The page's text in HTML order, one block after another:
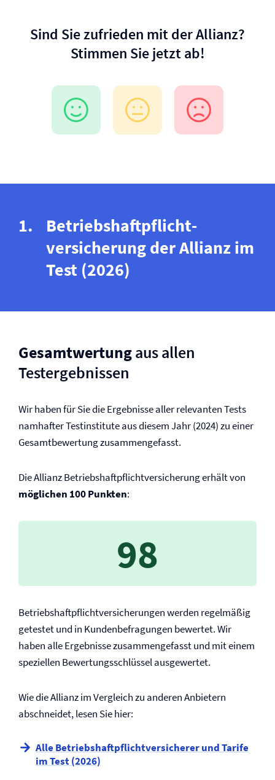
Sind Sie zufrieden mit der Allianz?
Stimmen Sie jetzt ab!
Betriebs­haftpflicht­
versicherung der Allianz im
Test (2026)
Gesamtwertungaus allen
Testergebnissen
Wir haben für Sie die Ergebnisse aller relevanten Tests
namhafter Testinstitute aus diesem Jahr (2024) zu einer
Gesamtbewertung zusammengefasst.
Die Allianz Betriebs­haftpflicht­versicherung erhält von
möglichen 100 Punkten:
98
Betriebs­haftpflicht­versicherungen werden regelmäßig
getestet und in Kundenbefragungen bewertet. Wir
haben alle Ergebnisse zusammengefasst und mit einem
speziellen Bewertungsschlüssel ausgewertet.
Wie die Allianz im Vergleich zu anderen Anbietern
abschneidet, lesen Sie hier:
Alle Betriebs­haftpflicht­versicherer und Tarife
im Test (2026)